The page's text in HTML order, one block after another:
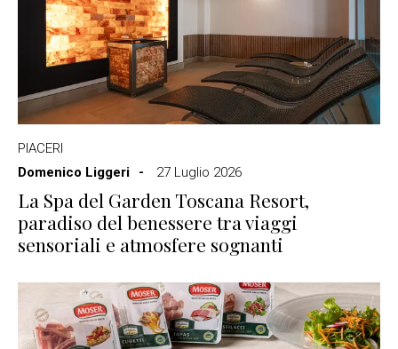
PIACERI
Domenico Liggeri
27 Luglio 2026
La Spa del Garden Toscana Resort,
paradiso del benessere tra viaggi
sensoriali e atmosfere sognanti